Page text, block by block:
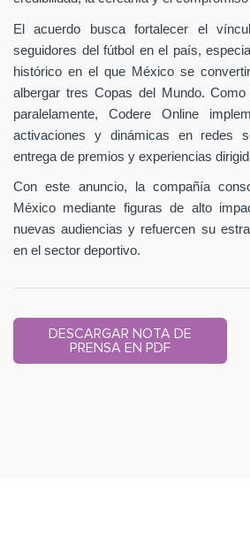
El acuerdo busca fortalecer el
seguidores del fútbol en el país,
histórico en el que México se
albergar tres Copas del Mundo.
paralelamente, Codere Online
activaciones y dinámicas en redes
entrega de premios y experiencias
Con este anuncio, la compañía
México mediante figuras de alto
nuevas audiencias y refuercen su
en el sector deportivo.
DESCARGAR NOTA DE
PRENSA EN PDF